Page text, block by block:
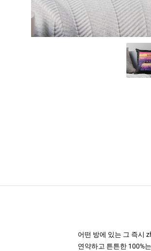
어떤 방에 있는 그 즉시
연약하고 튼튼한 100%